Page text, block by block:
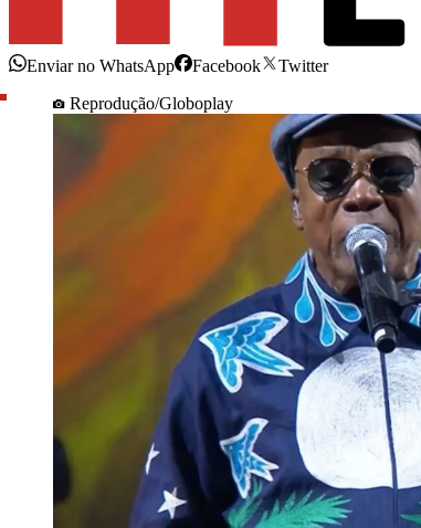
Enviar no WhatsApp Facebook
Twitter
Reprodução/Globoplay